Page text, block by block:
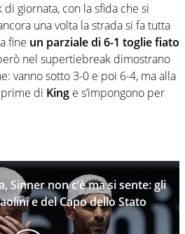
giornata, con la sfida che si
una volta la strada si fa tutta
fine un parziale di 6-1 toglie fiato
nel supertiebreak dimostrano
vanno sotto 3-0 e poi 6-4, ma alla
di King e s’impongono per
Sinner non c’è ma si sente: gli
e del Capo dello Stato